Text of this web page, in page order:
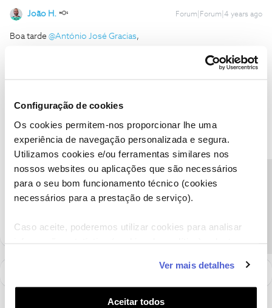
Configuração de cookies
Os cookies permitem-nos proporcionar lhe uma
experiência de navegação personalizada e segura.
Utilizamos cookies e/ou ferramentas similares nos
nossos websites ou aplicações que são necessários
para o seu bom funcionamento técnico (cookies
necessários para a prestação de serviço).
Caso aceite, poderemos utilizar cookies para analisar
funcionalidades (cookies de personalização e
funcionalidade) e adaptar anúncios aos seus interesses
(cookies de publicidade personalizada). Pode gerir a
Ver mais detalhes
Aceitar todos
João H. Forum|Forum|4 years ago
Boa tarde @António José Gracias,
Dados pessoais foram ocultos do seu comentário, para sua
Detalhe-nos, por favor, se a situação que reporta se verifica
Ajude a comunidade a encontrar informação relevante. Marque
como "Melhor Resposta" e faça "Like" nos melhores comentários.
Siga os perfis da moderação, através da opção "Seguir", para estar